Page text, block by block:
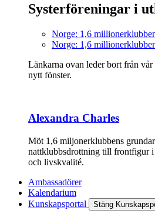
Systerföreningar i
Norge: 1,6
Norge: 1,6
Länkarna ovan leder bort från
nytt fönster.
Alexandra Charles
Möt 1,6 miljonerklubbens
nattklubbsdrottning till frontfigur
och livskvalité.
Ambassadörer
Kalendarium
Kunskapsportal
Stäng